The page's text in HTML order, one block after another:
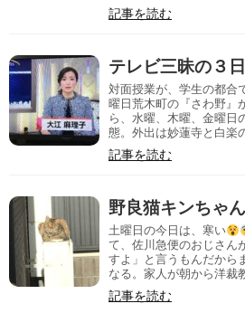
記事を読む
テレビ三昧の３日
対面授業が、学生の都合
曜日荒木町の『さわ野』
ら、水曜、木曜、金曜日
態。外出は妙蓮寺と白楽
記事を読む
野良猫キンちゃ
土曜日の今日は、寒い
て、佐川急便のおじさん
すよ」と言うもんだから
なる。家人が朝から洋裁
記事を読む